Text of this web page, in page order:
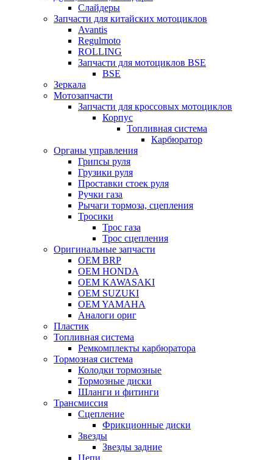
Слайдеры
Запчасти для китайских мотоциклов
Avantis
Regulmoto
ROLLING
Запчасти для мотоциклов BSE
BSE
Зеркала
Мотозапчасти
Запчасти для кроссовых мотоциклов
Корпус
Топливная система
Карбюратор
Органы управления
Грипсы руля
Грузики руля
Проставки стоек руля
Ручки газа
Рычаги тормоза, сцепления
Тросики
Трос газа
Трос сцепления
Оригинальные запчасти
OEM BRP
OEM HONDA
OEM KAWASAKI
OEM SUZUKI
OEM YAMAHA
Аналоги ориг
Пластик
Топливная система
Ремкомплекты карбюратора
Тормозная система
Колодки тормозные
Тормозные диски
Шланги и фитинги
Трансмиссия
Cцепление
Фрикционные диски
Звезды
Звезды задние
Цепи